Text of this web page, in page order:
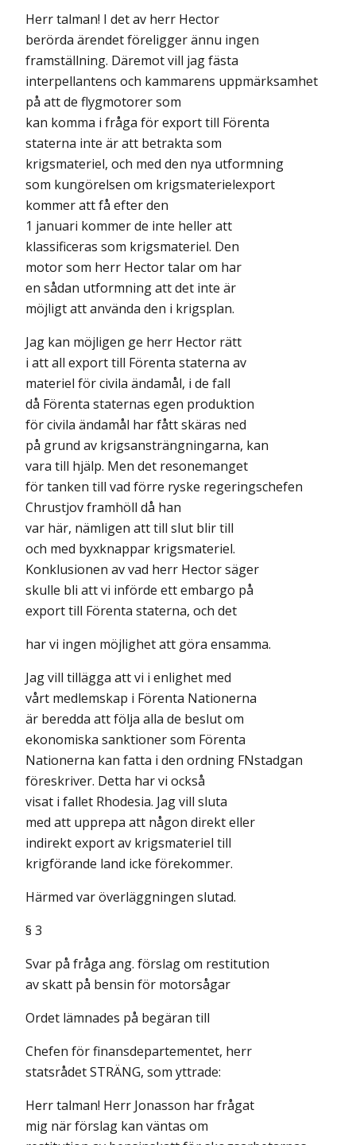
Herr talman! I det av herr Hector
berörda ärendet föreligger ännu ingen
framställning. Däremot vill jag fästa
interpellantens och kammarens uppmärksamhet
på att de flygmotorer som
kan komma i fråga för export till Förenta
staterna inte är att betrakta som
krigsmateriel, och med den nya utformning
som kungörelsen om krigsmaterielexport
kommer att få efter den
1 januari kommer de inte heller att
klassificeras som krigsmateriel. Den
motor som herr Hector talar om har
en sådan utformning att det inte är
möjligt att använda den i krigsplan.
Jag kan möjligen ge herr Hector rätt
i att all export till Förenta staterna av
materiel för civila ändamål, i de fall
då Förenta staternas egen produktion
för civila ändamål har fått skäras ned
på grund av krigsansträngningarna, kan
vara till hjälp. Men det resonemanget
för tanken till vad förre ryske regeringschefen
Chrustjov framhöll då han
var här, nämligen att till slut blir till
och med byxknappar krigsmateriel.
Konklusionen av vad herr Hector säger
skulle bli att vi införde ett embargo på
export till Förenta staterna, och det
har vi ingen möjlighet att göra ensamma.
Jag vill tillägga att vi i enlighet med
vårt medlemskap i Förenta Nationerna
är beredda att följa alla de beslut om
ekonomiska sanktioner som Förenta
Nationerna kan fatta i den ordning FNstadgan
föreskriver. Detta har vi också
visat i fallet Rhodesia. Jag vill sluta
med att upprepa att någon direkt eller
indirekt export av krigsmateriel till
krigförande land icke förekommer.
Härmed var överläggningen slutad.
§ 3
Svar på fråga ang. förslag om restitution
av skatt på bensin för motorsågar
Ordet lämnades på begäran till
Chefen för finansdepartementet, herr
statsrådet STRÄNG, som yttrade:
Herr talman! Herr Jonasson har frågat
mig när förslag kan väntas om